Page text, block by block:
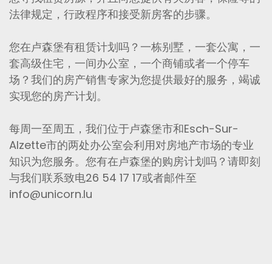
法律规定，行政程序和接受新房客的步骤。
您在卢森堡有租赁计划吗？一栋别墅，一套公寓，一
套高级住宅，一间办公室，一个商铺或者一个停车
场？我们的房产销售专家为您提供最好的服务，竭诚
实现您的房产计划。
每周一至周五，我们位于卢森堡市和Esch-Sur-
Alzette市的两处办公室会利用对房地产市场的专业
知识为您服务。您有在卢森堡的购房计划吗？请即刻
与我们联系致电26 54 17 17或者邮件至
info@unicorn.lu